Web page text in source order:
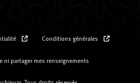
Conditions générales
ni partager mes renseignements